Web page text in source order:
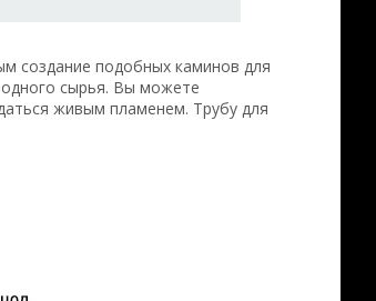
создание подобных каминов для
сырья. Вы можете
живым пламенем. Трубу для